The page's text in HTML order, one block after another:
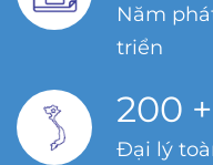
Năm
triển
200 +
Đại lý